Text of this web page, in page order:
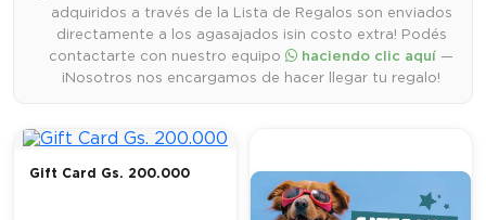
adquiridos a través de la Lista de Regalos son enviados
directamente a los agasajados ¡sin costo extra! Podés
contactarte con nuestro equipo
haciendo clic aquí —
¡Nosotros nos encargamos de hacer llegar tu regalo!
Gift Card Gs. 200.000